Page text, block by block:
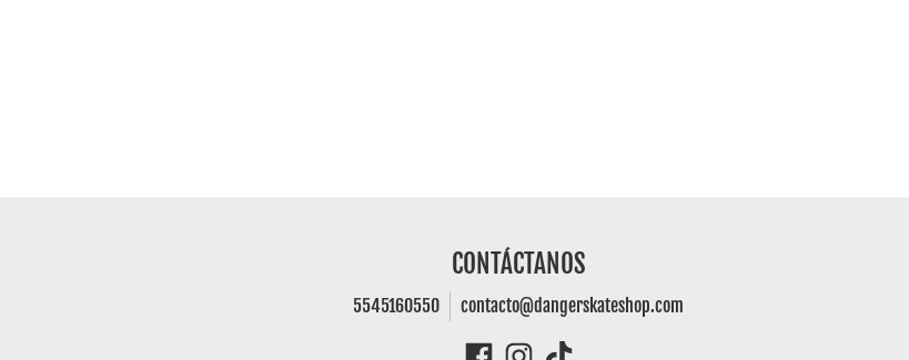
CONTÁCTANOS
5545160550 contacto@dangerskateshop.com